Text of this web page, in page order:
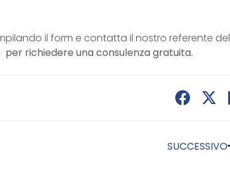
il form e contatta il nostro referente del
per richiedere una consulenza gratuita.
SUCCESSIVO